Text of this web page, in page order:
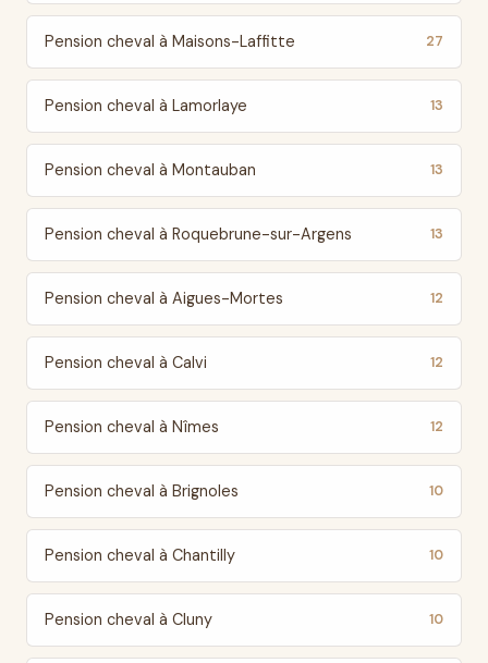
Pension cheval à Maisons-Laffitte 27
Pension cheval à Lamorlaye 13
Pension cheval à Montauban 13
Pension cheval à Roquebrune-sur-Argens 13
Pension cheval à Aigues-Mortes 12
Pension cheval à Calvi 12
Pension cheval à Nîmes 12
Pension cheval à Brignoles 10
Pension cheval à Chantilly 10
Pension cheval à Cluny 10